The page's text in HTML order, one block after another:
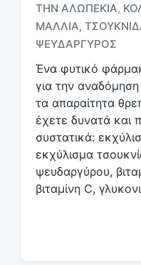
ε
ε
τ
κ
έ
τ
α
ΤΗΝ ΑΛΩΠΕΚΊΑ,
ΜΑΛΛΙΆ,
ΨΕΥΔΆΡΓΥΡΟΣ
Ένα φυτικό
για την
τα απαραίτητα
έχετε δυνατά και
συστατικά:
εκχύλισμα
ψευδαργύρου,
βιταμίνη C,